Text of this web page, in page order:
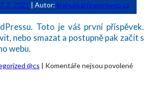
2. 2021 | Autor: krahulik@firemniweb.cz
Toto je váš první příspěvek.
nebo smazat a postupně pak začít s
webu.
@cs | Komentáře nejsou povolenéu